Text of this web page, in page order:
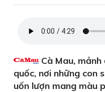
Cà Mau,
quốc, nơi những con
uốn lượn mang màu